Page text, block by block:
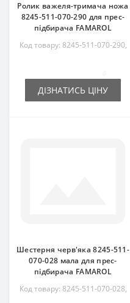
Ролик важеля-тримача ножа
8245-511-070-290 для прес-
підбирача FAMAROL
Код товару: 8245-511-070-290,
ДІЗНАТИСЬ ЦІНУ
Шестерня черв'яка 8245-511-
070-028 мала для прес-
підбирача FAMAROL
Код товару: 8245-511-070-028,